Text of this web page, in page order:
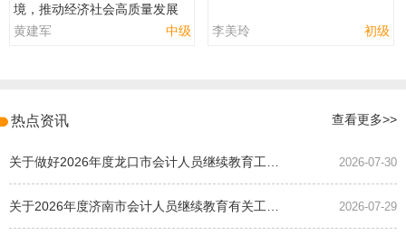
境，推动经济社会高质量发展
黄建军
中级 李美玲 初级
热点资讯 查看更多>>
2026-07-30
2026-07-29